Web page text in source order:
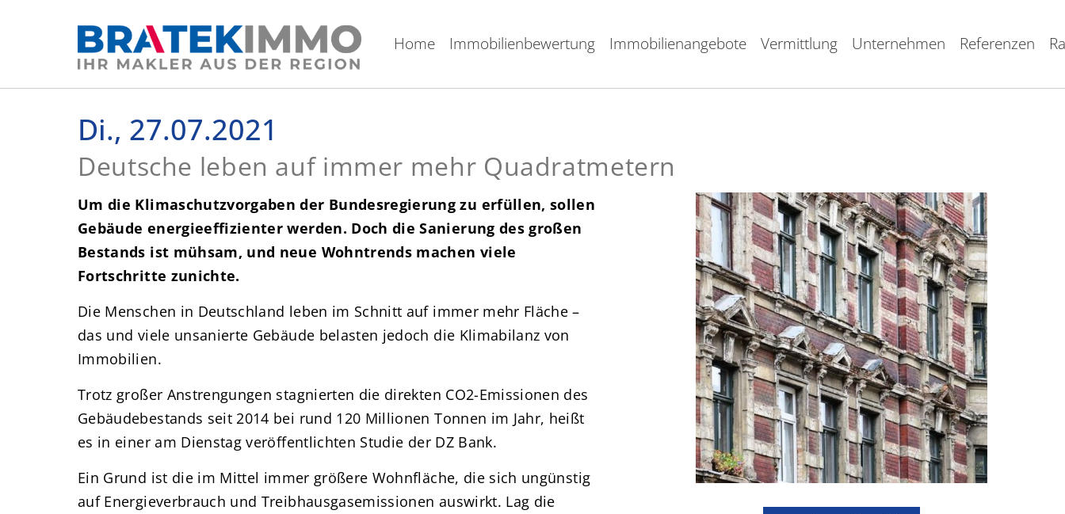
Home Immobilienbewertung Immobilienangebote Vermittlung Unternehmen Referenzen
Di., 27.07.2021
Deutsche leben auf immer mehr Quadratmetern
Um die Klimaschutzvorgaben der Bundesregierung zu erfüllen, sollen
Gebäude energieeffizienter werden. Doch die Sanierung des großen
Bestands ist mühsam, und neue Wohntrends machen viele
Fortschritte zunichte.
Die Menschen in Deutschland leben im Schnitt auf immer mehr Fläche –
das und viele unsanierte Gebäude belasten jedoch die Klimabilanz von
Immobilien.
Trotz großer Anstrengungen stagnierten die direkten CO2-Emissionen des
Gebäudebestands seit 2014 bei rund 120 Millionen Tonnen im Jahr, heißt
es in einer am Dienstag veröffentlichten Studie der DZ Bank.
Ein Grund ist die im Mittel immer größere Wohnfläche, die sich ungünstig
auf Energieverbrauch und Treibhausgasemissionen auswirkt. Lag die